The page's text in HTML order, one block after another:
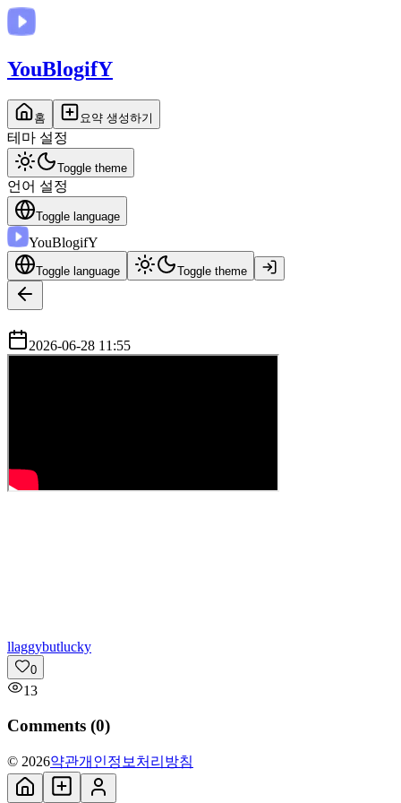
YouBlogifY
홈 요약 생성하기
테마 설정
Toggle theme
언어 설정
Toggle language
YouBlogifY
Toggle language Toggle theme
2026-06-28 11:55
llaggybutlucky
0
13
Comments (0)
© 2026약관개인정보처리방침